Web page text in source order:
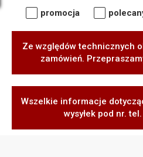
promocja
Ze względów technicznych
zamówień.
Wszelkie informacje
wysyłek pod nr.